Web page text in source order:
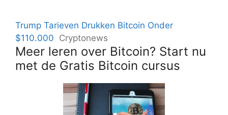
Trump Tarieven Drukken Bitcoin Onder
$110.000 Cryptonews
Meer leren over Bitcoin? Start nu
met de Gratis Bitcoin cursus